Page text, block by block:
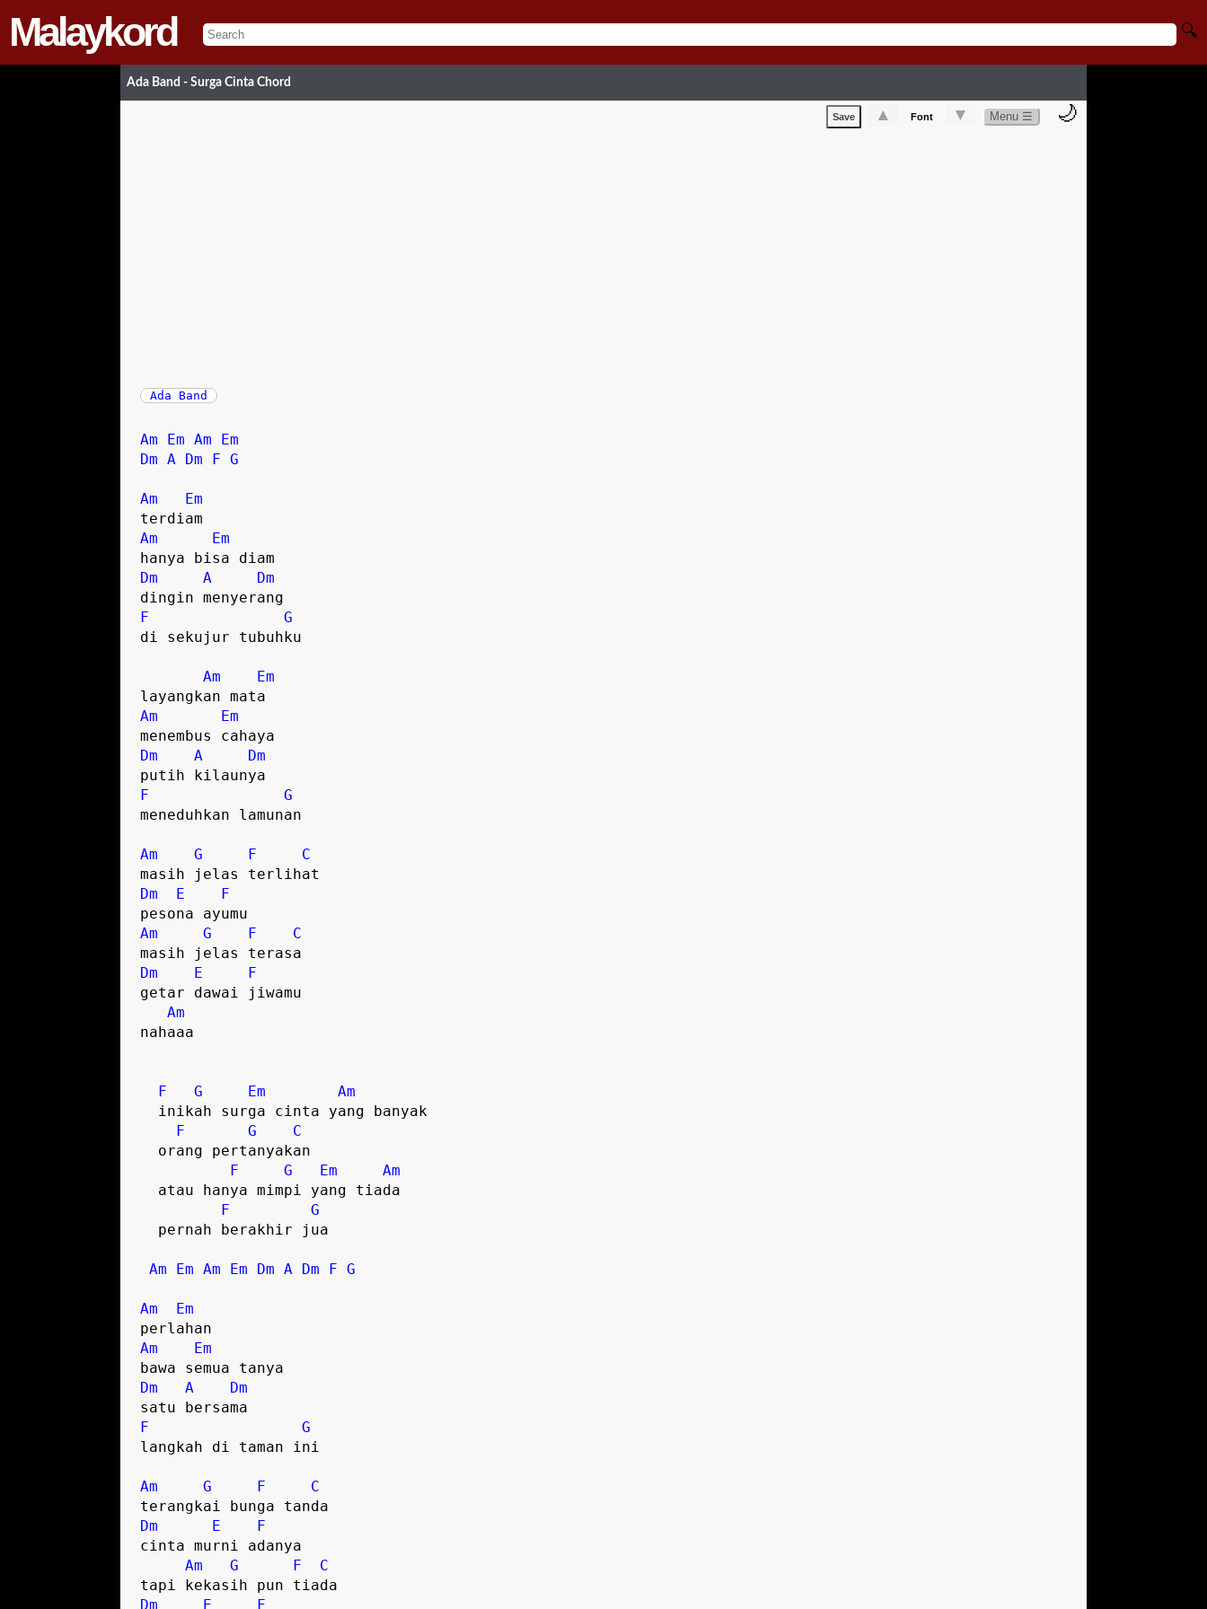
Malaykord 🔍
Ada Band - Surga Cinta Chord
Save ▲ Font ▼ Menu ☰ 🌙
Ada Band
Am Em Am
Em
Dm A Dm F G
Am
Em
Am
Em
Dm
A
Dm
F
G
di sekujur tubuhku
Am
Em
Am
Em
Dm
A
Dm
F
G
meneduhkan lamunan
Am G F
C
Dm
E
F
Am
G F
C
Dm
E
F
getar dawai jiwamu
Am
nahaaa
F G Em
Am
F
G
C
F
G Em
Am
F
G
Am Em Am Em Dm A Dm F G
Am
Em
Am
Em
Dm
A
Dm
F
G
langkah di taman ini
Am G F
C
Dm
E
F
cinta murni adanya
Am
G F
C
Dm
E F